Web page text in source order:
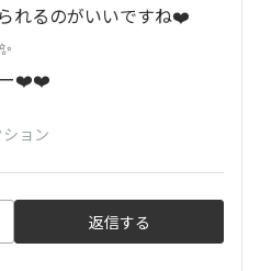
れるのがいいですね❤️
ー❤️❤️
ョン
返信する